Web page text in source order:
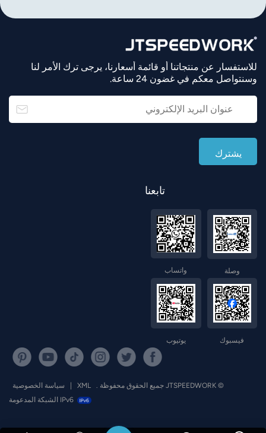
للاستفسار عن منتجاتنا أو قائمة أسعارنا، يرجى ترك الأمر لنا
وسنتواصل معكم في غضون 24 ساعة.
تابعنا
واتساب وصلة
يوتيوب فيسبوك
© JTSPEEDWORK جميع الحقوق محفوظة . XML
|
سياسة الخصوصية
IPv6 الشبكة المدعومة